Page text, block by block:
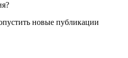
новые публикации